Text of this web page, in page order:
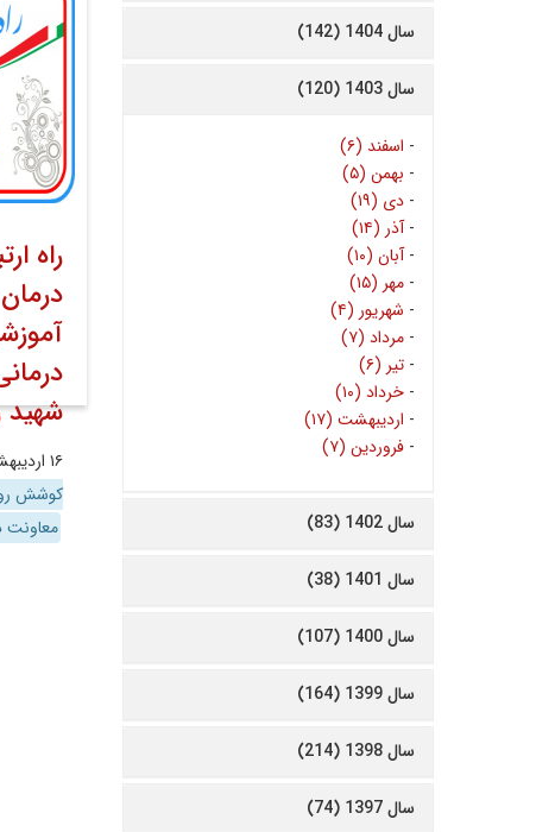
۲۳ اردیبهشت ۱۴۰۲
کوشش
معاونت
راه
شهید
۱۶ اردیبهشت ۱۴۰۲
کوشش
معاونت
سال 1404 (142)
سال 1403 (120)
- اسفند (۶)
- بهمن (۵)
- دی (۱۹)
-آذر (۱۴)
-آبان (۱۰)
- مهر (۱۵)
- شهریور (۴)
- مرداد (۷)
- تیر (۶)
- خرداد (۱۰)
- اردیبهشت (۱۷)
- فروردین (۷)
سال 1402 (83)
سال 1401 (38)
سال 1400 (107)
سال 1399 (164)
سال 1398 (214)
سال 1397 (74)